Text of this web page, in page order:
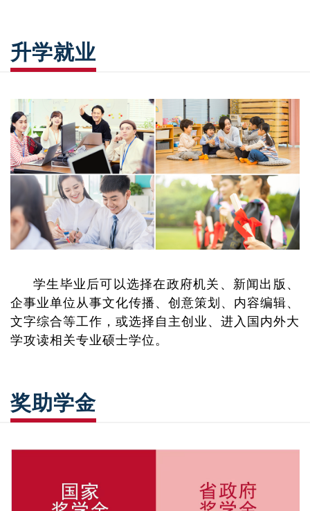
升学就业
学生毕业后可以选择在政府机关、新闻出版、
企事业单位从事文化传播、创意策划、内容编辑、
文字综合等工作，或选择自主创业、进入国内外大
学攻读相关专业硕士学位。
奖助学金